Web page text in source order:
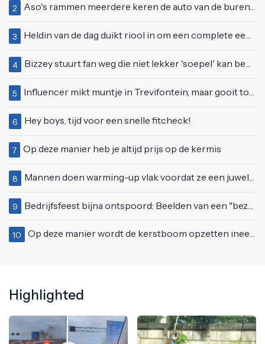
2 Aso's rammen meerdere keren de auto van de buren, maar doen alsof er niets gebeurd is
3 Heldin van de dag duikt riool in om een complete eendenfamilie te redden
4 Bizzey stuurt fan weg die niet lekker 'soepel' kan bewegen op podium
5 Influencer mikt muntje in Trevifontein, maar gooit toerist bijna knock-out
6 Hey boys, tijd voor een snelle fitcheck!
7 Op deze manier heb je altijd prijs op de kermis
8 Mannen doen warming-up vlak voordat ze een juwelierszaak in Rhenen overvallen
9 Bedrijfsfeest bijna ontspoord: Beelden van een "bezopen Tino Martin" gaan viraal
10 Op deze manier wordt de kerstboom opzetten ineens een stuk leuker
Highlighted